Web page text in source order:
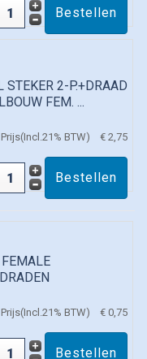
STEKER 2-P.+DRAAD
FEM. ...
Prijs(Incl.21% BTW) € 2,75
Prijs(Incl.21% BTW) € 0,75